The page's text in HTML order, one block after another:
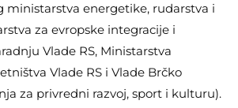
ministarstva energetike, rudarstva i
za evropske integracije i
Vlade RS, Ministarstva
Vlade RS i Vlade Brčko
za privredni razvoj, sport i kulturu).